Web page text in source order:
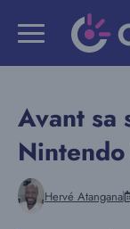
Avant sa
Hervé Atangana